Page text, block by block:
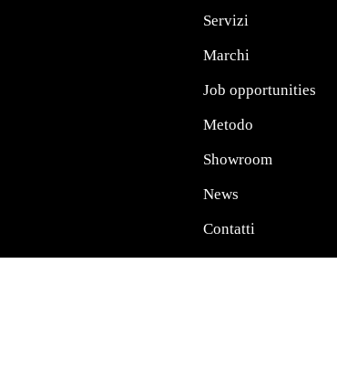
Servizi
Marchi
Job opportunities
Metodo
Showroom
News
Contatti
Inizia il tuo progetto